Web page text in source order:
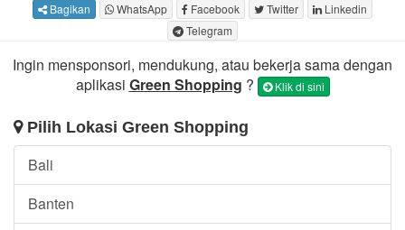
Bagikan WhatsApp Facebook Twitter
Linkedin
Telegram
Ingin mensponsori, mendukung, atau bekerja sama dengan
aplikasi Green Shopping ? Klik di sini
Pilih Lokasi Green Shopping
Bali
Banten